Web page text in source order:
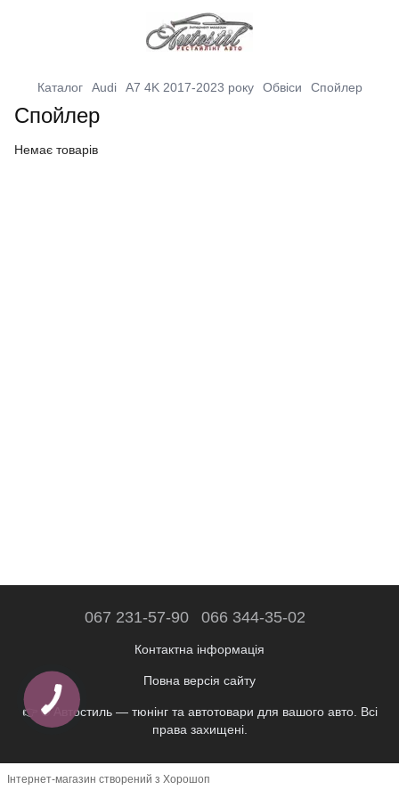
Каталог Audi A7 4K 2017-2023 року Обвіси Спойлер
Спойлер
Немає товарів
067 231-57-90 066 344-35-02
Контактна інформація
Повна версія сайту
👉 © Автостиль — тюнінг та автотовари для вашого авто. Всі
права захищені.
Інтернет-магазин створений з Хорошоп